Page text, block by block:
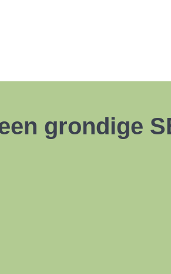
grondige